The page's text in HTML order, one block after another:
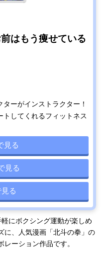
はもう痩せている
ーがインストラクター！
してくれるフィットネス
見る
見る
る
にボクシング運動が楽しめ
に、人気漫画「北斗の拳」の
ーション作品です。